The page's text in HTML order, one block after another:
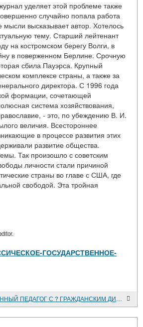
уделяет этой проблеме также
случайно попала работа
высказывает автор. Хотелось
тему. Старший лейтенант
на костромском берегу Волги, в
в поверженном Берлине. Срочную
сбила Пауэрса. Крупный
комплексе страны, а также за
директора. С 1996 года
формации, сочетающей
система хозяйствования,
- это, по убеждению В. И.
величия. Всестороннее
в процессе развития этих
развитие общества.
Так произошло с советским
личности стали причиной
страны во главе с США, где
свободой. Эта тройная
ГОСУДАРСТВЕННОЕ-
ВОЕННЫЙ ПЕДАГОГ С ? ГРАЖДАНСКИМ ДИПЛОМОМ